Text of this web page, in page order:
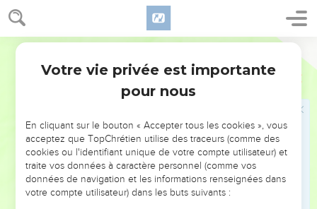
Ephésiens 2
reposaient sur le fondement de ces derniers ; enfin, où est
maintenant pour l'Eglise ce fondement des prophètes du
Nouveau Testament ? Il aurait disparu ? Ne pouvant admettre
la troisième.
Mais quoi qu'il en soit, le point essentiel auquel l'apôtre veut
tout ramener, sur lequel il veut tout fonder, c'est laPIERRE
ANGULAIRE , Jésus-Christ.
ordre, l' accroissement , la sainteté de l'Eglise est en
proportion de ce qu'elle s'appuie exclusivement sur Jésus-
Votre vie privée est importante
pour nous
En cliquant sur le bouton « Accepter tous les cookies », vous
acceptez que TopChrétien utilise des traceurs (comme des
cookies ou l'identifiant unique de votre compte utilisateur) et
traite vos données à caractère personnel (comme vos
données de navigation et les informations renseignées dans
votre compte utilisateur) dans les buts suivants :